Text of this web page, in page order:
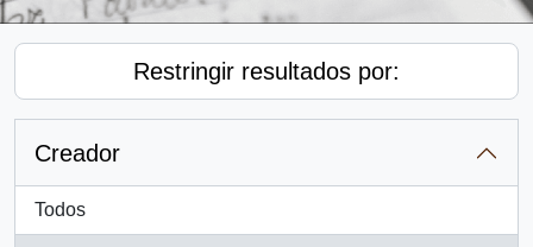
Restringir resultados por:
Creador
Todos